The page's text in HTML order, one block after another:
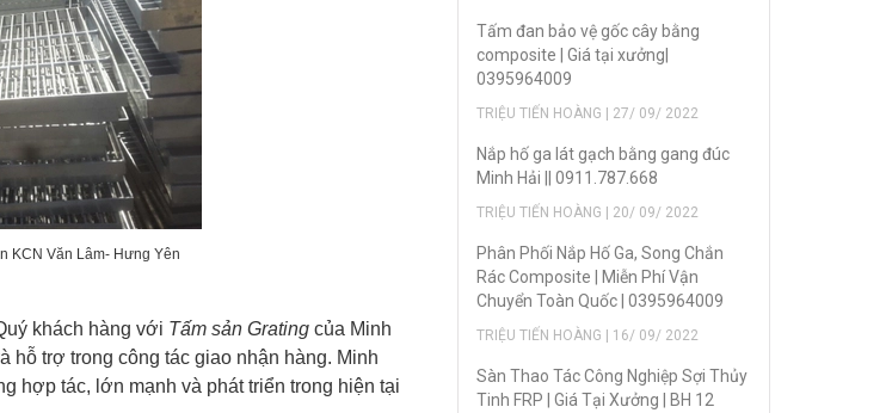
KCN Văn Lâm- Hưng Yên
khách hàng với Tấm sản Grating của Minh
hỗ trợ trong công tác giao nhận hàng. Minh
hợp tác, lớn mạnh và phát triển trong hiện tại
Tấm đan bảo vệ gốc cây bằng
composite | Giá tại xưởng|
0395964009
TRIỆU TIẾN HOÀNG | 27/ 09/ 2022
Nắp hố ga lát gạch bằng gang đúc
Minh Hải || 0911.787.668
TRIỆU TIẾN HOÀNG | 20/ 09/ 2022
Phân Phối Nắp Hố Ga, Song Chắn
Rác Composite | Miễn Phí Vận
Chuyển Toàn Quốc | 0395964009
TRIỆU TIẾN HOÀNG | 16/ 09/ 2022
Sàn Thao Tác Công Nghiệp Sợi Thủy
Tinh FRP | Giá Tại Xưởng | BH 12